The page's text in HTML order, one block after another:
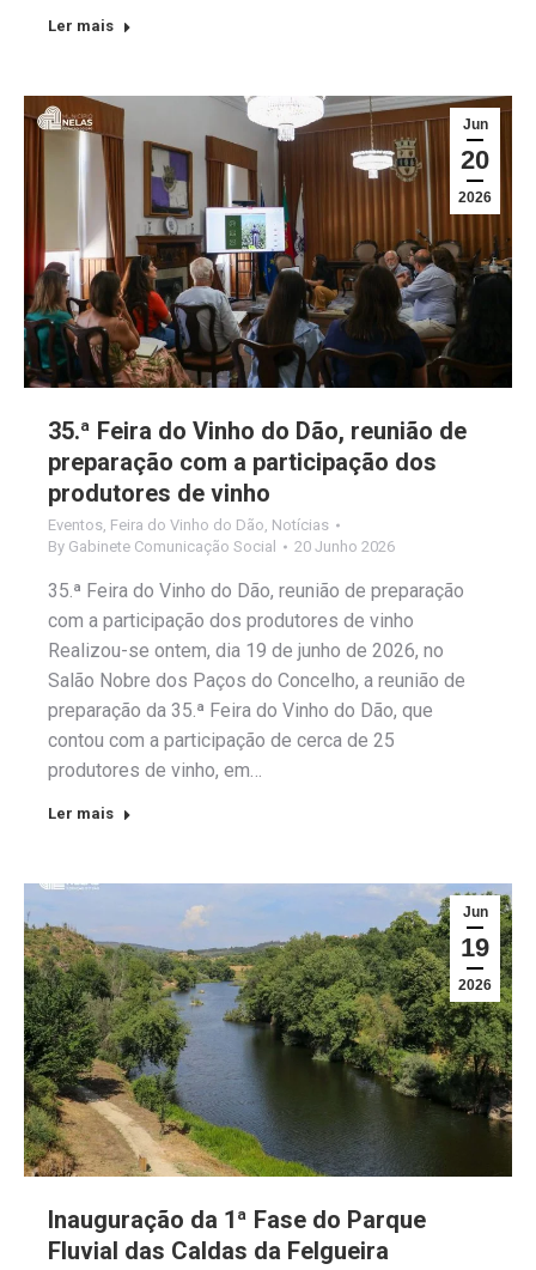
Ler mais
Jun
20
2026
35.ª Feira do Vinho do Dão, reunião de
preparação com a participação dos
produtores de vinho
Eventos, Feira do Vinho do Dão, Notícias
By Gabinete Comunicação Social 20 Junho 2026
35.ª Feira do Vinho do Dão, reunião de preparação
com a participação dos produtores de vinho
Realizou-se ontem, dia 19 de junho de 2026, no
Salão Nobre dos Paços do Concelho, a reunião de
preparação da 35.ª Feira do Vinho do Dão, que
contou com a participação de cerca de 25
produtores de vinho, em…
Ler mais
Jun
19
2026
Inauguração da 1ª Fase do Parque
Fluvial das Caldas da Felgueira